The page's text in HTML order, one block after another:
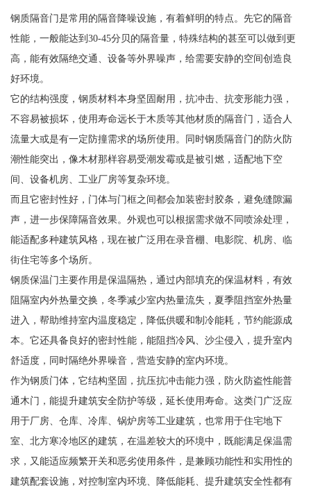
钢质隔音门是常用的隔音降噪设施，有着鲜明的特点。先它的隔音
性能，一般能达到30-45分贝的隔音量，特殊结构的甚至可以做到更
高，能有效隔绝交通、设备等外界噪声，给需要安静的空间创造良
好环境。
它的结构强度，钢质材料本身坚固耐用，抗冲击、抗变形能力强，
不容易被损坏，使用寿命远长于木质等其他材质的隔音门，适合人
流量大或是有一定防撞需求的场所使用。同时钢质隔音门的防火防
潮性能突出，像木材那样容易受潮发霉或是被引燃，适配地下空
间、设备机房、工业厂房等复杂环境。
而且它密封性好，门体与门框之间都会加装密封胶条，避免缝隙漏
声，进一步保障隔音效果。外观也可以根据需求做不同喷涂处理，
能适配多种建筑风格，现在被广泛用在录音棚、电影院、机房、临
街住宅等多个场所。
钢质保温门主要作用是保温隔热，通过内部填充的保温材料，有效
阻隔室内外热量交换，冬季减少室内热量流失，夏季阻挡室外热量
进入，帮助维持室内温度稳定，降低供暖和制冷能耗，节约能源成
本。它还具备良好的密封性能，能阻挡冷风、沙尘侵入，提升室内
舒适度，同时隔绝外界噪音，营造安静的室内环境。
作为钢质门体，它结构坚固，抗压抗冲击能力强，防火防盗性能普
通木门，能提升建筑安全防护等级，延长使用寿命。这类门广泛应
用于厂房、仓库、冷库、锅炉房等工业建筑，也常用于住宅地下
室、北方寒冷地区的建筑，在温差较大的环境中，既能满足保温需
求，又能适应频繁开关和恶劣使用条件，是兼顾功能性和实用性的
建筑配套设施，对控制室内环境、降低能耗、提升建筑安全性都有